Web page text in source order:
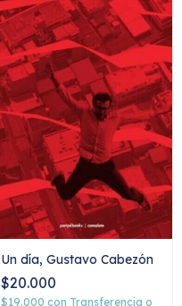
Un día, Gustavo Cabezón
$20.000
$19.000 con Transferencia o